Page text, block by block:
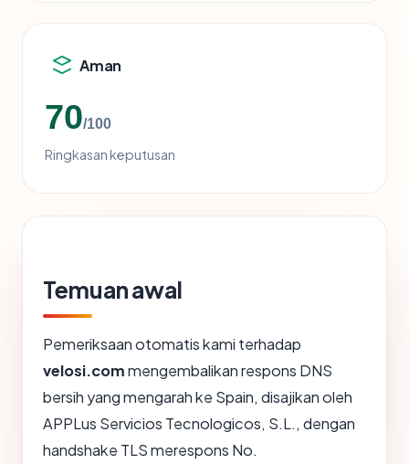
Aman
70/100
Ringkasan keputusan
Temuan awal
Pemeriksaan otomatis kami terhadap
velosi.commengembalikan respons DNS
bersih yang mengarah ke Spain, disajikan oleh
APPLus Servicios Tecnologicos, S.L., dengan
handshake TLS merespons No.